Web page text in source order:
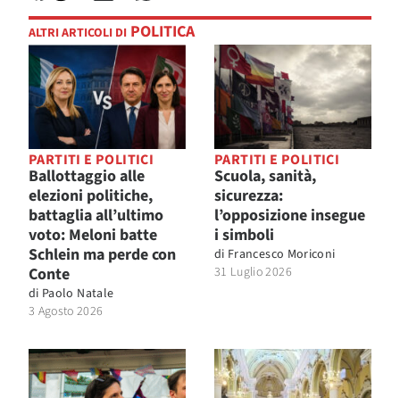
ALTRI ARTICOLI DI POLITICA
PARTITI E POLITICI
Ballottaggio alle
elezioni politiche,
battaglia all’ultimo
voto: Meloni batte
Schlein ma perde con
Conte
di Paolo Natale
3 Agosto 2026
PARTITI E POLITICI
Scuola, sanità,
sicurezza:
l’opposizione insegue
i simboli
di Francesco Moriconi
31 Luglio 2026